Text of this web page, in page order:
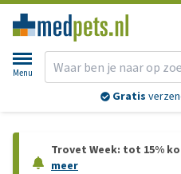
Menu
Gratis
Trovet Week: tot 15%
meer